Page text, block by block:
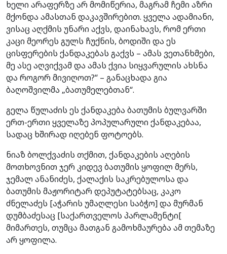
ხელი არაფერზე არ მომიწერია, მაგრამ ჩემი აზრი
მქონდა ამასთან დაკავშირებით. ყველა ადამიანი,
ვისაც აღქმის უნარი აქვს, დაინახავს, რომ ერთი
კაცი მეორეს გულს ჩუქნის, ბოდიში და ეს
ცისფერების ქანდაკებას გაქვს – ამას ვეთანხმები,
მე ასე აღვიქვამ და ამას ქვია სიყვარულის ახსნა
და როგორ მივიღოთ?“ – განაცხადა გია
ბაღოშვილმა „ბათუმელებთან“.
გელა წულაძის ეს ქანდაკება ბათუმის ბულვარში
ერთ-ერთი ყველაზე პოპულარული ქანდაკებაა,
სადაც ხშირად იღებენ ფოტოებს.
ნიაზ ბოლქვაძის თქმით, ქანდაკების აღების
მოთხოვნით ჯერ კიდევ ბათუმის ყოფილ მერს,
ჯემალ ანანიძეს, ქალაქის საკრებულოსა და
ბათუმის მაჟორიტარ დეპუტატებსაც, კაკო
ძნელაძეს [აჭარის უმაღლესი საბჭო] და მურმან
დუმბაძესაც [საქართველოს პარლამენტი[
მიმართეს, თუმცა მათგან გამოხმაურება ამ თემაზე
არ ყოფილა.